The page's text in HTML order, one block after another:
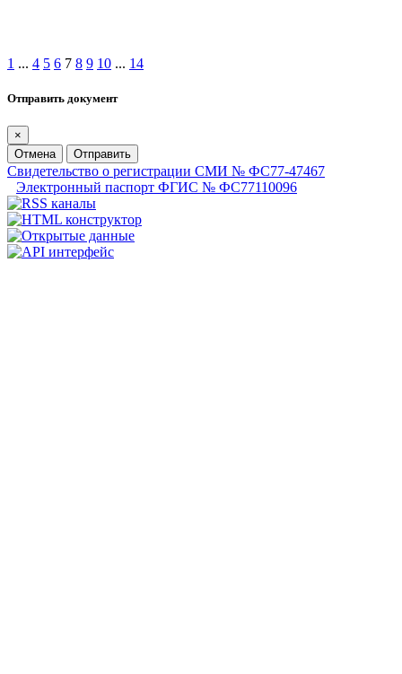
1 ... 4 5 6 7 8 9 10 ... 14
Отправить документ
×
Отмена
Отправить
Свидетельство о регистрации СМИ № ФС77-47467
Электронный паспорт ФГИС № ФС77110096